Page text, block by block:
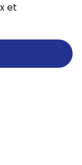
et